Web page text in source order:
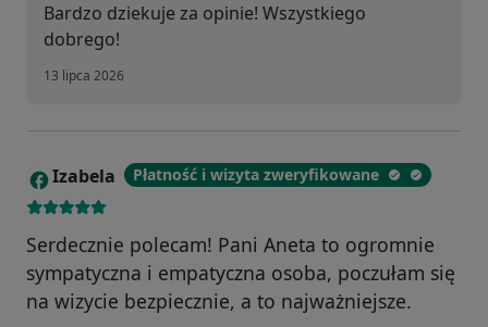
Bardzo dziekuje za opinie! Wszystkiego
dobrego!
13 lipca 2026
I Izabela Płatność i wizyta zweryfikowane
Serdecznie polecam! Pani Aneta to ogromnie
sympatyczna i empatyczna osoba, poczułam się
na wizycie bezpiecznie, a to najważniejsze.